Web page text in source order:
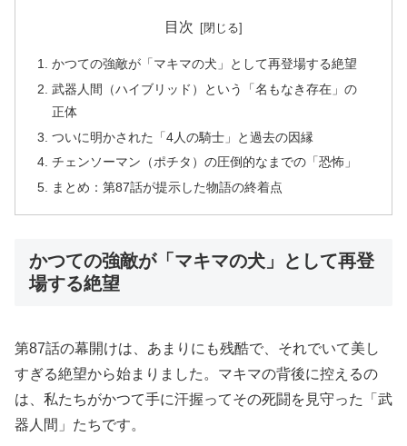
目次
かつての強敵が「マキマの犬」として再登場する絶望
武器人間（ハイブリッド）という「名もなき存在」の
正体
ついに明かされた「4人の騎士」と過去の因縁
チェンソーマン（ポチタ）の圧倒的なまでの「恐怖」
まとめ：第87話が提示した物語の終着点
かつての強敵が「マキマの犬」として再登
場する絶望
第87話の幕開けは、あまりにも残酷で、それでいて美し
すぎる絶望から始まりました。マキマの背後に控えるの
は、私たちがかつて手に汗握ってその死闘を見守った「武
器人間」たちです。